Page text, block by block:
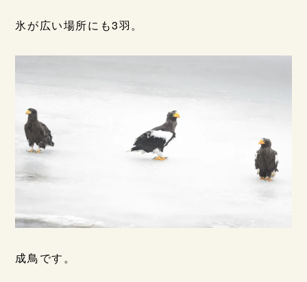
氷が広い場所にも3羽。
成鳥です。